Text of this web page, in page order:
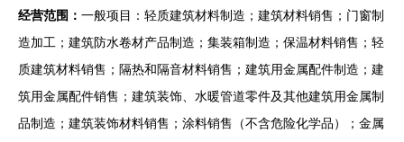
经营范围： 一般项目：轻质建筑材料制造；建筑材料销售；门窗制
造加工；建筑防水卷材产品制造；集装箱制造；保温材料销售；轻
质建筑材料销售；隔热和隔音材料销售；建筑用金属配件制造；建
筑用金属配件销售；建筑装饰、水暖管道零件及其他建筑用金属制
品制造；建筑装饰材料销售；涂料销售（不含危险化学品）；金属